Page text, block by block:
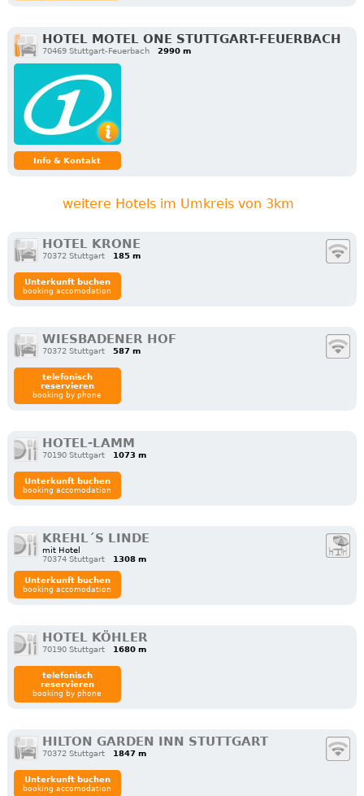
HOTEL MOTEL ONE STUTTGART-FEUERBACH
70469 Stuttgart-Feuerbach 2990 m
Info & Kontakt
weitere Hotels im Umkreis von 3km
HOTEL KRONE
70372 Stuttgart 185 m
Unterkunft buchen
booking accomodation
WIESBADENER HOF
70372 Stuttgart 587 m
telefonisch
reservieren
booking by phone
HOTEL-LAMM
70190 Stuttgart 1073 m
Unterkunft buchen
booking accomodation
KREHL´S LINDE
mit Hotel
70374 Stuttgart
1308 m
Unterkunft buchen
booking accomodation
HOTEL KÖHLER
70190 Stuttgart 1680 m
telefonisch
reservieren
booking by phone
HILTON GARDEN INN STUTTGART
70372 Stuttgart 1847 m
Unterkunft buchen
booking accomodation